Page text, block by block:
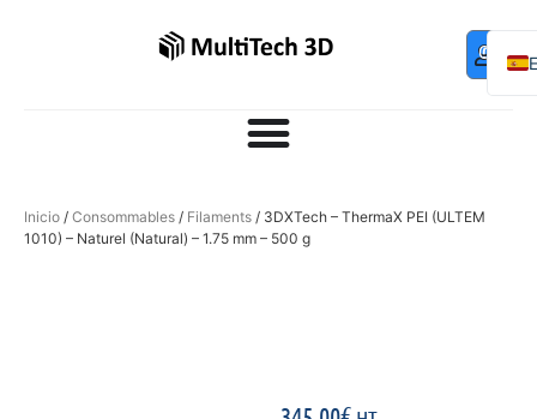
0,00€
Inicio / Consommables / Filaments / 3DXTech – ThermaX PEI (ULTEM
1010) – Naturel (Natural) – 1.75 mm – 500 g